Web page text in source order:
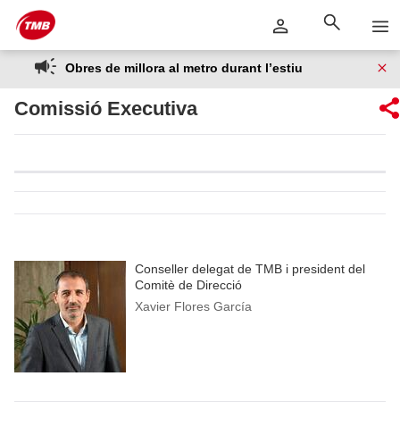
Salta al contingut principal
Saltar
al
contingut
Obres de millora al metro durant l’estiu
Comissió Executiva
Conseller delegat de TMB i president del
Comitè de Direcció
Xavier Flores García